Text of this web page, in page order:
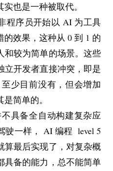
也是一种被取代。
程序员开始以 AI 为工具
效果，这种从 0 到 1 的
和较为简单的场景。这些
立开发者直接冲突，即是
少目前没有，但会增加
简单的。
具备全自动构建复杂应
驶一样， AI 编程  level 5
算最后实现了，对复杂概
具备的能力，总不能简单